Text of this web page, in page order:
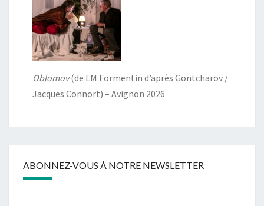
Oblomov(de LM Formentin d’après Gontcharov /
Jacques Connort) – Avignon 2026
ABONNEZ-VOUS À NOTRE NEWSLETTER